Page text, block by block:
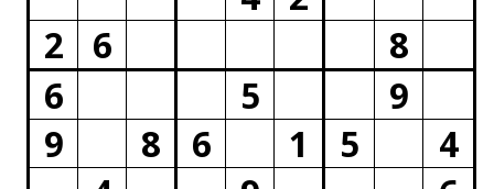
2
6
8
6
5
9
9
8 6 1 5
4